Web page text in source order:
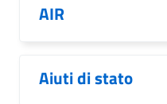
AIR
Aiuti di stato